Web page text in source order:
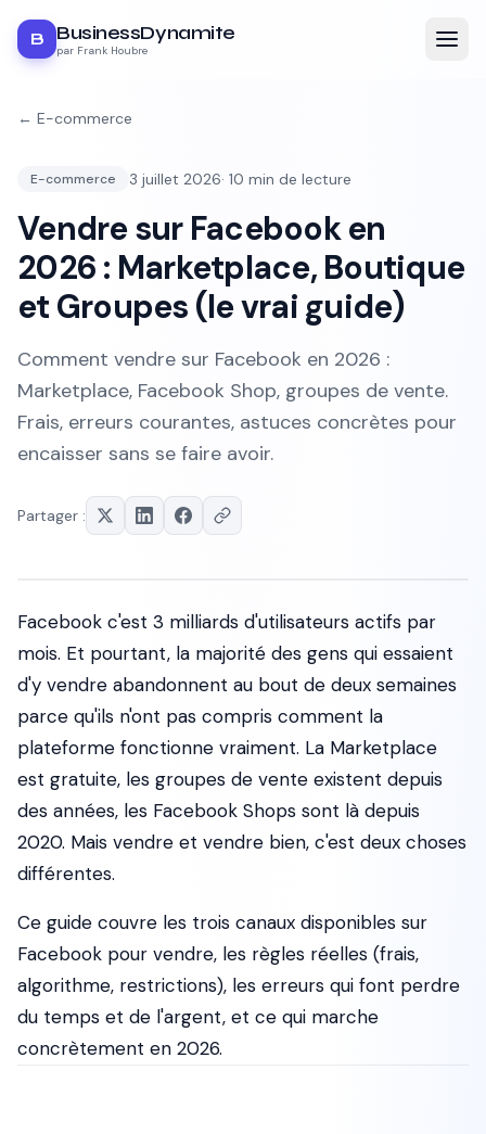
B BusinessDynamite
par Frank Houbre
← E-commerce
E-commerce 3 juillet 2026· 10 min de lecture
Vendre sur Facebook en
2026 : Marketplace, Boutique
et Groupes (le vrai guide)
Comment vendre sur Facebook en 2026 :
Marketplace, Facebook Shop, groupes de vente.
Frais, erreurs courantes, astuces concrètes pour
encaisser sans se faire avoir.
Partager :
Facebook c'est 3 milliards d'utilisateurs actifs par
mois. Et pourtant, la majorité des gens qui essaient
d'y vendre abandonnent au bout de deux semaines
parce qu'ils n'ont pas compris comment la
plateforme fonctionne vraiment. La Marketplace
est gratuite, les groupes de vente existent depuis
des années, les Facebook Shops sont là depuis
2020. Mais vendre et vendre bien, c'est deux choses
différentes.
Ce guide couvre les trois canaux disponibles sur
Facebook pour vendre, les règles réelles (frais,
algorithme, restrictions), les erreurs qui font perdre
du temps et de l'argent, et ce qui marche
concrètement en 2026.